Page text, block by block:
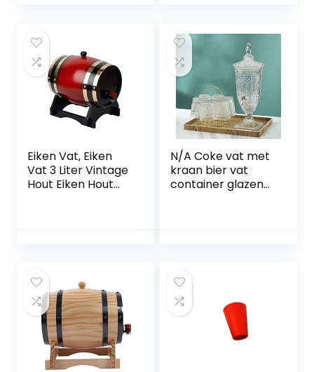
Diameter 3/4 Tot 1
Eiken Vat, Eiken
Vat 3 Liter Vintage
Hout Eiken Hout
N/A Coke vat met
kraan bier vat
container glazen